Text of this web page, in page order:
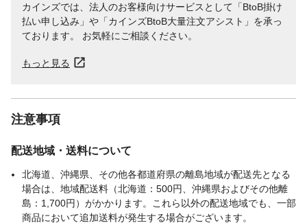
カインズでは、法人のお客様向けサービスとして「BtoB掛け
払い申し込み」や「カインズBtoB大量注文アシスト」を承っ
ております。 お気軽にご相談ください。
もっと見る
注意事項
配送地域・送料について
北海道、沖縄県、その他各都道府県の離島地域が配送先となる
場合は、地域配送料（北海道：500円、沖縄県およびその他離
島：1,700円）がかかります。これら以外の配送地域でも、一部
商品において追加送料が発生する場合がございます。